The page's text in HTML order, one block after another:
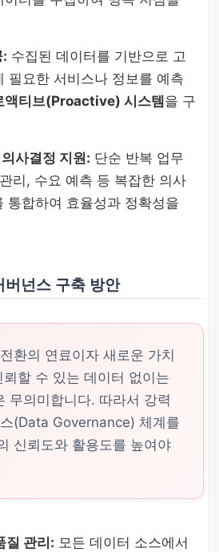
: 수집된 데이터를 기반으로 고
필요한 서비스나 정보를 예측
액티브(Proactive) 시스템을 구
사결정 지원: 단순 반복 업무
리, 수요 예측 등 복잡한 의사
통합하여 효율성과 정확성을
버넌스 구축 방안
환의 연료이자 새로운 가치
할 수 있는 데이터 없이는
무의미합니다. 따라서 강력
(Data Governance) 체계를
신뢰도와 활용도를 높여야
질 관리: 모든 데이터 소스에서